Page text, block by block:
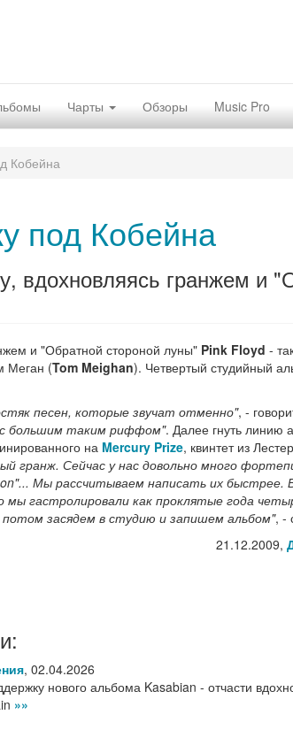
Чарты Обзоры Music Pro
Кобейна
под Кобейна
вдохновляясь гранжем и
и "Обратной стороной луны" Pink Floyd -
Меган (Tom Meighan). Четвертый студийный
песен, которые звучат отменно", -
большим таким риффом". Далее гнуть линию
на Mercury Prize, квинтет из
гранж. Сейчас у нас довольно много
Мы рассчитываем написать их
гастролировали как проклятые года
засядем в студию и запишем альбом", -
21.12.2009,
, 02.04.2026
нового альбома Kasabian - отчасти
»»